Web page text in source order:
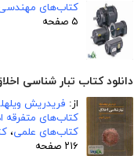
کتاب‌های
۵ صفحه
دانلود کتاب تبار شناسی
از: فریدریش
کتاب‌های متفرقه
کتاب‌های علمی،
۲۱۶ صفحه